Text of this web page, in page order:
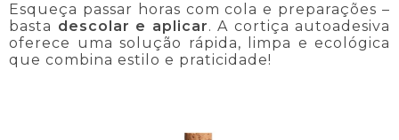
Esqueça passar horas com cola e preparações –
basta descolar e aplicar. A cortiça autoadesiva
oferece uma solução rápida, limpa e ecológica
que combina estilo e praticidade!